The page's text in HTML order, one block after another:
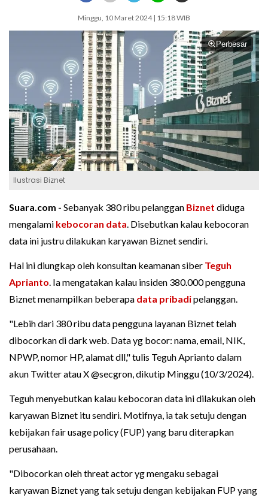
Minggu, 10 Maret 2024 | 15:18 WIB
Perbesar
Ilustrasi Biznet
Suara.com - Sebanyak 380 ribu pelanggan Biznet diduga
mengalami kebocoran data. Disebutkan kalau kebocoran
data ini justru dilakukan karyawan Biznet sendiri.
Hal ini diungkap oleh konsultan keamanan siber Teguh
Aprianto. Ia mengatakan kalau insiden 380.000 pengguna
Biznet menampilkan beberapa data pribadipelanggan.
"Lebih dari 380 ribu data pengguna layanan Biznet telah
dibocorkan di dark web. Data yg bocor: nama, email, NIK,
NPWP, nomor HP, alamat dll," tulis Teguh Aprianto dalam
akun Twitter atau X @secgron, dikutip Minggu (10/3/2024).
Teguh menyebutkan kalau kebocoran data ini dilakukan oleh
karyawan Biznet itu sendiri. Motifnya, ia tak setuju dengan
kebijakan fair usage policy (FUP) yang baru diterapkan
perusahaan.
"Dibocorkan oleh threat actor yg mengaku sebagai
karyawan Biznet yang tak setuju dengan kebijakan FUP yang